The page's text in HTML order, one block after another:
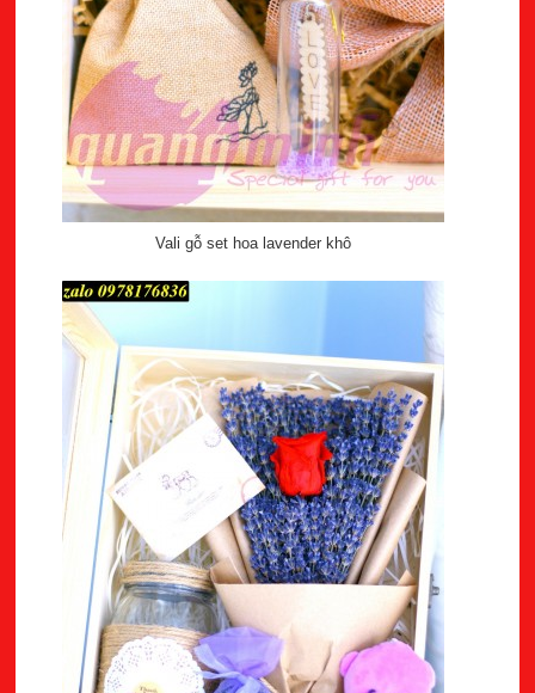
Vali gỗ set hoa lavender khô